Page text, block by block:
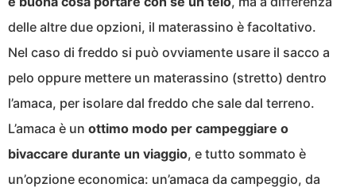
delle altre due opzioni, il materassino è facoltativo.
Nel caso di freddo si può ovviamente usare il sacco a
pelo oppure mettere un materassino (stretto) dentro
l’amaca, per isolare dal freddo che sale dal terreno.
L’amaca è un ottimo modo per campeggiare o
bivaccare durante un viaggio, e tutto sommato è
un’opzione economica: un’amaca da campeggio, da